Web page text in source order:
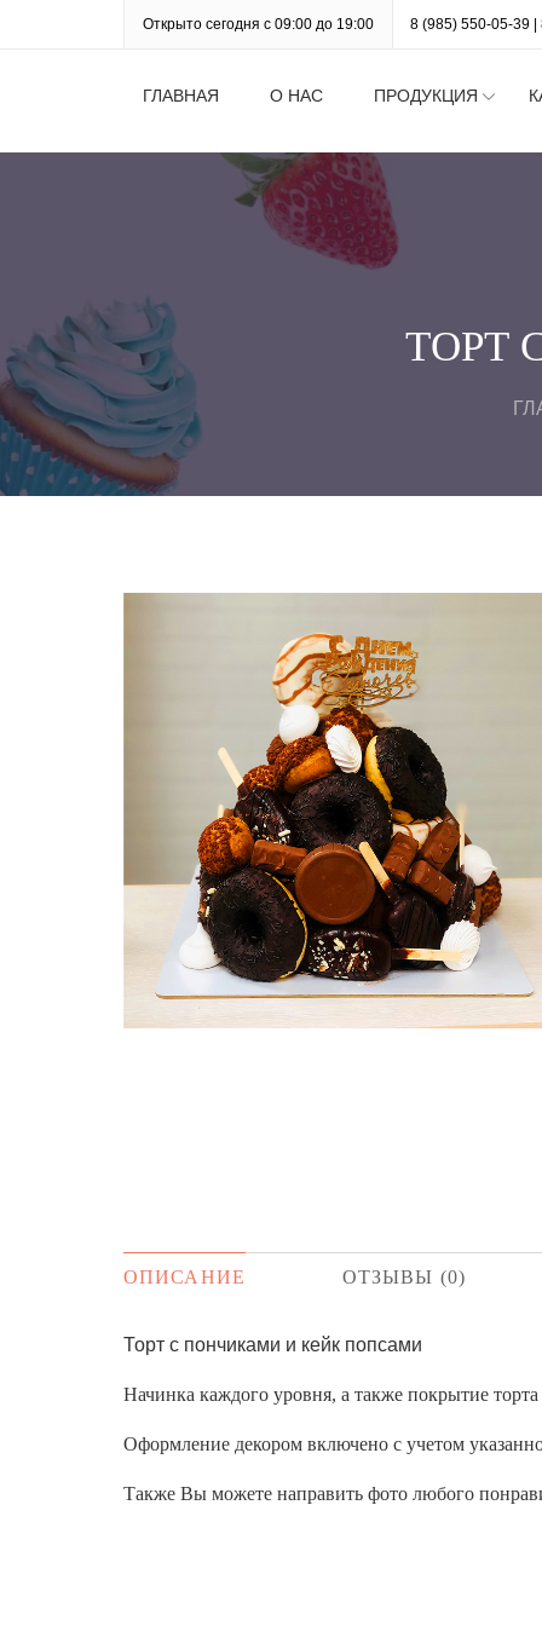
Открыто сегодня с 09:00 до 19:00 8 (985) 550-05-39
ГЛАВНАЯ О НАС ПРОДУКЦИЯ
ТОРТ
ОПИСАНИЕ ОТЗЫВЫ (0)
Торт с пончиками и кейк попсами
Начинка каждого уровня, а также покрытие
Оформление декором включено с учетом
Также Вы можете направить фото любого